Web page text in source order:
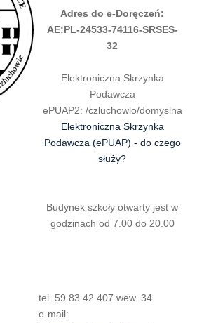
Adres do e-Doręczeń:
AE:PL-24533-74116-SRSES-
32
Elektroniczna Skrzynka
Podawcza
ePUAP2: /czluchowlo/domyslna
Elektroniczna Skrzynka
Podawcza (ePUAP) - do czego
służy?
Budynek szkoły otwarty jest w
godzinach od 7.00 do 20.00
tel. 59 83 42 407 wew. 34
e-mail: